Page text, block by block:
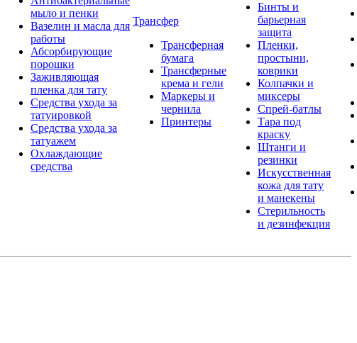
мыло и пенки
Вазелин и масла для
работы
Абсорбирующие
порошки
Заживляющая
пленка для тату
Средства ухода за
татуировкой
Средства ухода за
татуажем
Охлаждающие
средства
Трансфер
Трансферная
бумага
Трансферные
крема и гели
Маркеры и
чернила
Принтеры
Бинты и
барьерная
защита
Пленки,
простыни,
коврики
Колпачки и
миксеры
Спрей-батлы
Тара под
краску
Штанги и
резинки
Искусственная
кожа для тату
и манекены
Стерильность
и дезинфекция